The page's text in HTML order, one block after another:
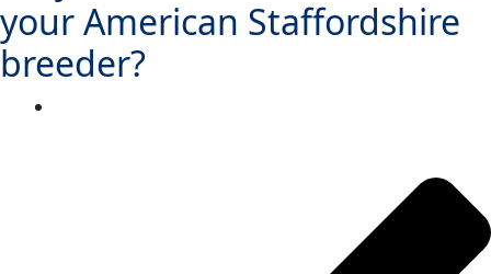
your American Staffordshire
breeder?